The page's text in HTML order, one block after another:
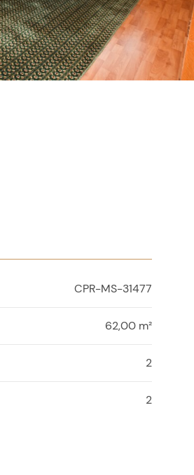
CPR-MS-31477
62,00 m²
2
2